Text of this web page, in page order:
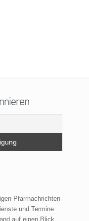
Pfarrnachrichten
und Termine
auf einen Blick.